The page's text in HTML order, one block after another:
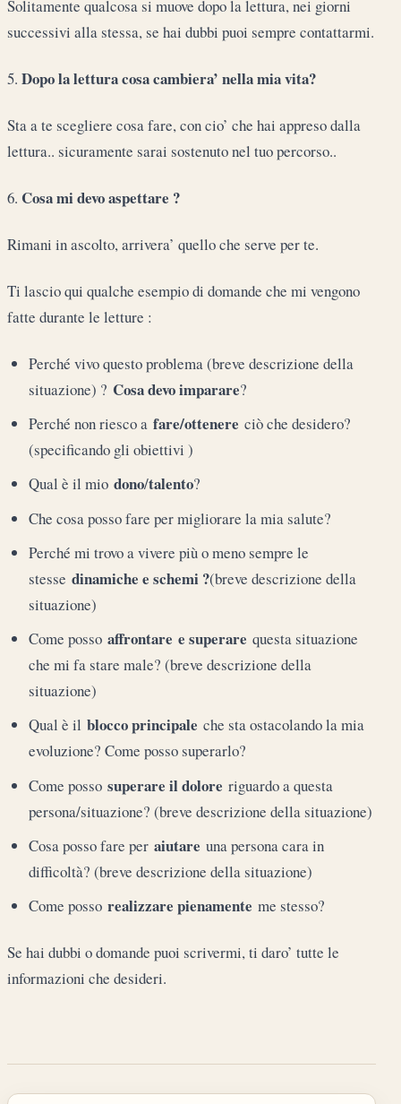
Solitamente qualcosa si muove dopo la lettura, nei giorni
successivi alla stessa, se hai dubbi puoi sempre contattarmi.
5. Dopo la lettura cosa cambiera’ nella mia vita?
Sta a te scegliere cosa fare, con cio’ che hai appreso dalla
lettura.. sicuramente sarai sostenuto nel tuo percorso..
6. Cosa mi devo aspettare ?
Rimani in ascolto, arrivera’ quello che serve per te.
Ti lascio qui qualche esempio di domande che mi vengono
fatte durante le letture :
Perché vivo questo problema (breve descrizione della
situazione) ? Cosa devo imparare?
Perché non riesco a fare/ottenere ciò che desidero?
(specificando gli obiettivi )
Qual è il mio dono/talento?
Che cosa posso fare per migliorare la mia salute?
Perché mi trovo a vivere più o meno sempre le
stesse dinamiche e schemi ?(breve descrizione della
situazione)
Come posso affrontare e superare questa situazione
che mi fa stare male? (breve descrizione della
situazione)
Qual è il blocco principale che sta ostacolando la mia
evoluzione? Come posso superarlo?
Come posso superare il dolore riguardo a questa
persona/situazione? (breve descrizione della situazione)
Cosa posso fare per aiutare una persona cara in
difficoltà? (breve descrizione della situazione)
Come posso realizzare pienamente me stesso?
Se hai dubbi o domande puoi scrivermi, ti daro’ tutte le
informazioni che desideri.